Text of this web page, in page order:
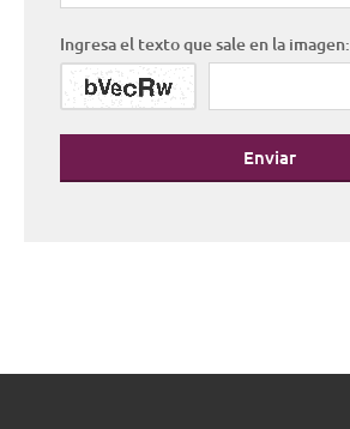
Ingresa el texto que sale en la imagen:
Enviar